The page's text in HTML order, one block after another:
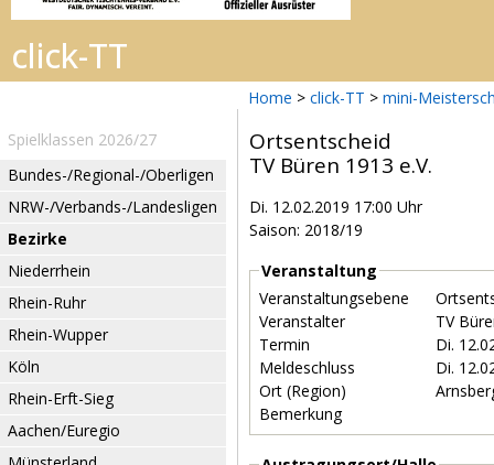
Home > click-TT > mini-
Spielklassen 2026/27
Bundes-/Regional-/Oberligen
NRW-/Verbands-/Landesligen
Bezirke
Niederrhein
Rhein-Ruhr
Rhein-Wupper
Köln
Rhein-Erft-Sieg
Aachen/Euregio
Ortsentscheid
TV Büren 1913 e.V.
Di. 12.02.2019 17:00 Uhr
Saison: 2018/19
Veranstaltung
Veranstaltungsebene
Veranstalter
TV
Termin
Di.
Meldeschluss
Di.
Ort (Region)
Bemerkung